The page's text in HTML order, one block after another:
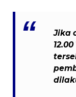
Jika